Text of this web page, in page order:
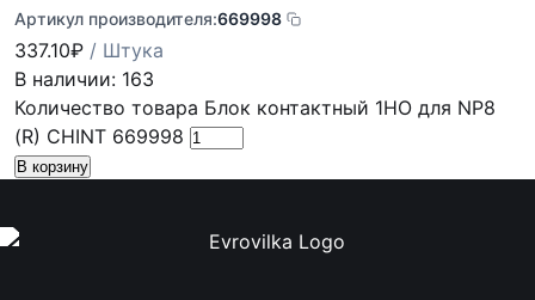
Артикул производителя:669998
337.10₽ / Штука
В наличии: 163
Количество товара Блок контактный 1НО для NP8
(R) CHINT 669998
В корзину